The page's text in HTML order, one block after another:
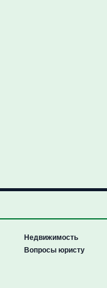
Недвижимость
Вопросы юристу